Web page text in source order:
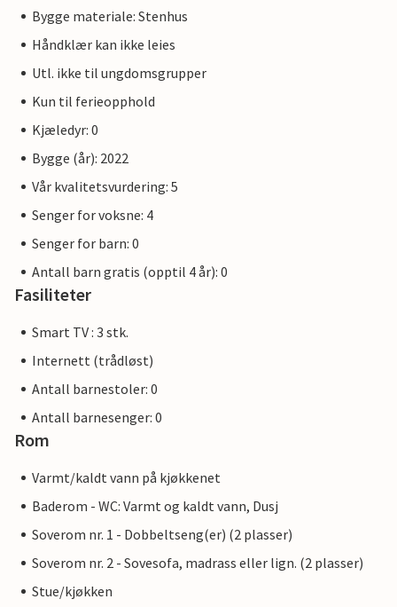
Bygge materiale: Stenhus
Håndklær kan ikke leies
Utl. ikke til ungdomsgrupper
Kun til ferieopphold
Kjæledyr: 0
Bygge (år): 2022
Vår kvalitetsvurdering: 5
Senger for voksne: 4
Senger for barn: 0
Antall barn gratis (opptil 4 år): 0
Fasiliteter
Smart TV : 3 stk.
Internett (trådløst)
Antall barnestoler: 0
Antall barnesenger: 0
Rom
Varmt/kaldt vann på kjøkkenet
Baderom - WC: Varmt og kaldt vann, Dusj
Soverom nr. 1 - Dobbeltseng(er) (2 plasser)
Soverom nr. 2 - Sovesofa, madrass eller lign. (2 plasser)
Stue/kjøkken